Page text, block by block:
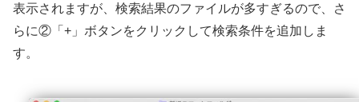
表示されますが、検索結果のファイルが多すぎるので、さ
らに②「+」ボタンをクリックして検索条件を追加しま
す。